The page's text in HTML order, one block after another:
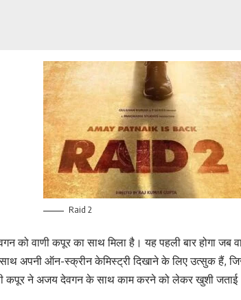
Raid 2
को वाणी कपूर का साथ मिला है। यह पहली बार होगा
अपनी ऑन-स्क्रीन केमिस्ट्री दिखाने के लिए उत्सुक हैं,
कपूर ने अजय देवगन के साथ काम करने को लेकर खुशी